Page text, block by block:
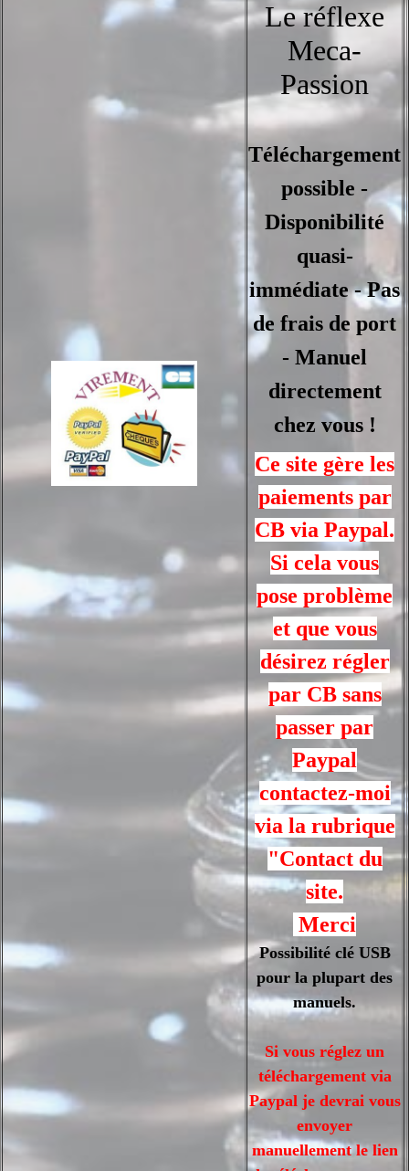
Le réflexe
Meca-
Passion
Téléchargement
possible -
Disponibilité
quasi-
immédiate - Pas
de frais de port
- Manuel
directement
chez vous !
Ce site gère les
paiements par
CB via Paypal.
Si cela vous
pose problème
et que vous
désirez régler
par CB sans
passer par
Paypal
contactez-moi
via la rubrique
"Contact du
site.
Merci
Possibilité clé USB
pour la plupart des
manuels.
Si vous réglez un
téléchargement via
Paypal je devrai vous
envoyer
manuellement le lien